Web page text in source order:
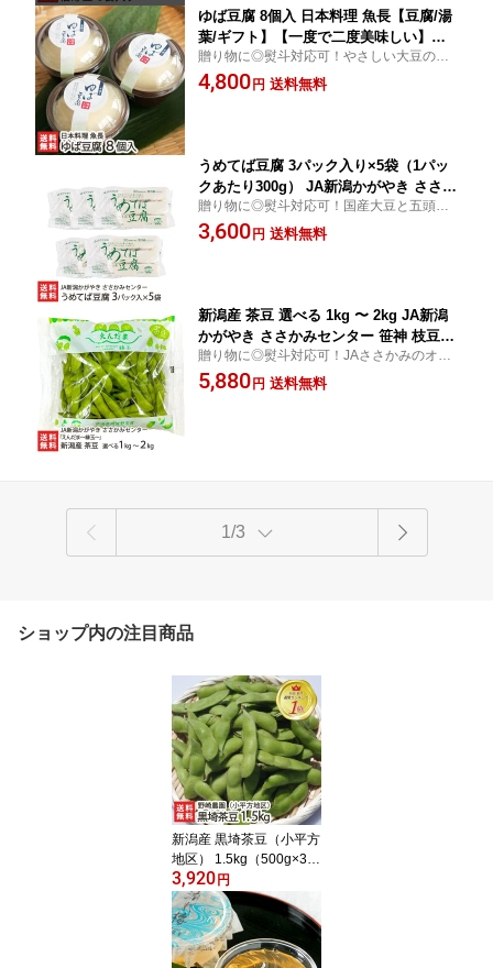
ゆば豆腐 8個入 日本料理 魚長【豆腐/湯
葉/ギフト】【一度で二度美味しい】
【お土産/手土産/プレゼント/ギフトに！
贈り物】【送料無料】 お中元
贈り物に◎熨斗対応可！やさしい大豆の甘
さとなめらかな食感が大人気の魚長名物
「ゆば豆腐」！特製ダシ汁と黒蜜からお選
4,800 円 送料無料
うめてば豆腐 3パック入り×5袋（1パッ
クあたり300g） JA新潟かがやき ささか
みセンター 生産者直送【国産大豆100%
ささかみ産エンレイ・北海道産トヨムス
贈り物に◎熨斗対応可！国産大豆と五頭の
水を使用。なめらかな口あたりの中に大豆
の風味がしっかりと感じられる豆腐です。
3,600 円 送料無料
新潟産 茶豆 選べる 1kg 〜 2kg JA新潟
かがやき ささかみセンター 笹神 枝豆
ちゃまめ えだまめ チャマメ エダマメ
有機農業 えんだま 縁玉 新潟県 生産者
贈り物に◎熨斗対応可！JAささかみのオリ
ジナル堆肥で育てた新鮮な枝豆をお届け！
風味が濃く、旨味が強いため、食べる手が
5,880 円 送料無料
1/3
ショップ内の注目商品
新潟産 黒埼茶豆（小平方
地区） 1.5kg（500g×3
袋）野崎農園 黒崎茶豆
くろさき茶豆 新鮮 枝豆
新潟県 生産者直送 お取
り寄せ ギフト プレゼン
ト 贈り物 代金引換決済
3,920 円